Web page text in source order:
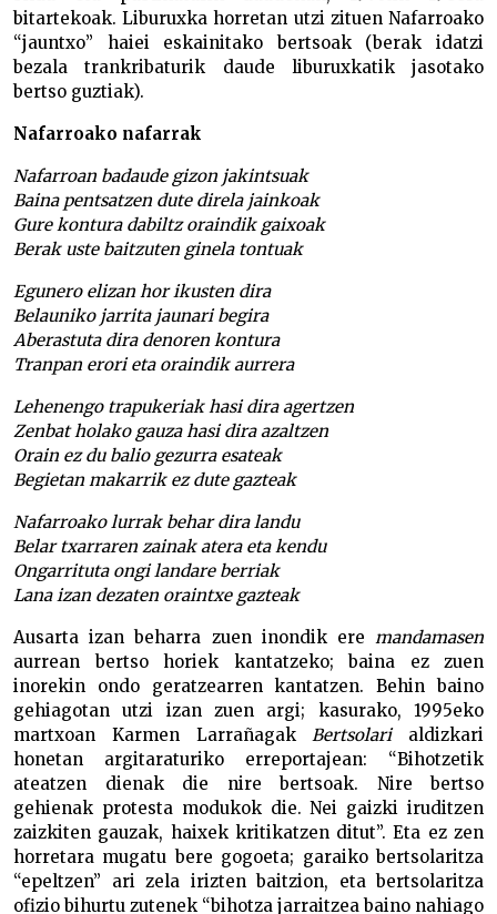
bitartekoak. Liburuxka horretan utzi zituen Nafarroako
“jauntxo” haiei eskainitako bertsoak (berak idatzi
bezala trankribaturik daude liburuxkatik jasotako
bertso guztiak).
Nafarroako nafarrak
Nafarroan badaude gizon jakintsuak
Baina pentsatzen dute direla jainkoak
Gure kontura dabiltz oraindik gaixoak
Berak uste baitzuten ginela tontuak
Egunero elizan hor ikusten dira
Belauniko jarrita jaunari begira
Aberastuta dira denoren kontura
Tranpan erori eta oraindik aurrera
Lehenengo trapukeriak hasi dira agertzen
Zenbat holako gauza hasi dira azaltzen
Orain ez du balio gezurra esateak
Begietan makarrik ez dute gazteak
Nafarroako lurrak behar dira landu
Belar txarraren zainak atera eta kendu
Ongarrituta ongi landare berriak
Lana izan dezaten oraintxe gazteak
Ausarta izan beharra zuen inondik ere mandamasen
aurrean bertso horiek kantatzeko; baina ez zuen
inorekin ondo geratzearren kantatzen. Behin baino
gehiagotan utzi izan zuen argi; kasurako, 1995eko
martxoan Karmen LarrañagakBertsolarialdizkari
honetan argitaraturiko erreportajean: “Bihotzetik
ateatzen dienak die nire bertsoak. Nire bertso
gehienak protesta modukok die. Nei gaizki iruditzen
zaizkiten gauzak, haixek kritikatzen ditut”. Eta ez zen
horretara mugatu bere gogoeta; garaiko bertsolaritza
“epeltzen” ari zela irizten baitzion, eta bertsolaritza
ofizio bihurtu zutenek “bihotza jarraitzea baino nahiago